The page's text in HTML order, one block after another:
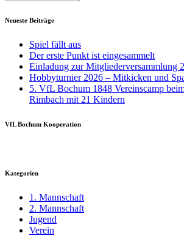
Neueste Beiträge
Spiel fällt aus
Der erste Punkt ist eingesammelt
Einladung zur Mitgliederversammlung
Hobbyturnier 2026 – Mitkicken und
5. VfL Bochum 1848 Vereinscamp
Rimbach mit 21 Kindern
VfL Bochum Kooperation
Kategorien
1. Mannschaft
2. Mannschaft
Jugend
Verein